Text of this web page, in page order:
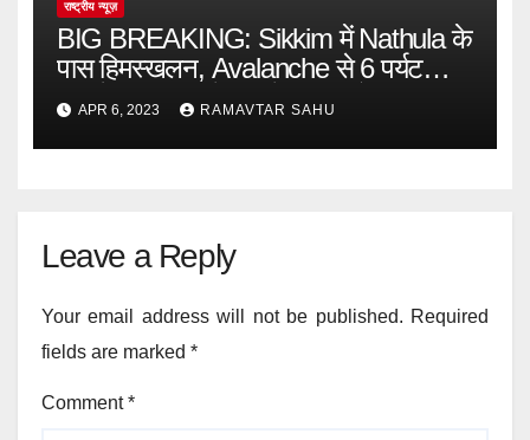
राष्ट्रीय न्यूज़
BIG BREAKING: Sikkim में Nathula के
पास हिमस्खलन, Avalanche से 6 पर्यटकों
की मौत, अंदर फंसे 80 से ज्‍यादा लोग
APR 6, 2023 RAMAVTAR SAHU
Leave a Reply
Your email address will not be published. Required
fields are marked *
Comment*